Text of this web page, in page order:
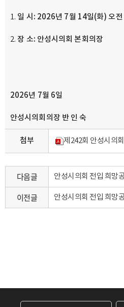
일 시 : 2026년 7월 14일(화)오전
장 소: 안성시의회 본회의장
2026년 7월 6일
안성시의회의장 반 인 숙
첨부 제242회 안성시의
다음글 안성시의회 전입 희망
이전글 안성시의회 전입 희망